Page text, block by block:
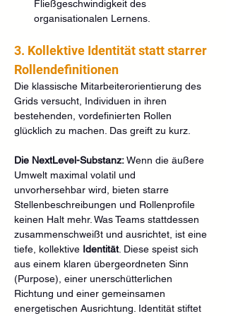
Fließgeschwindigkeit des
organisationalen Lernens.
3. Kollektive Identität statt starrer
Rollendefinitionen
Die klassische Mitarbeiterorientierung des
Grids versucht, Individuen in ihren
bestehenden, vordefinierten Rollen
glücklich zu machen. Das greift zu kurz.
Die NextLevel-Substanz: Wenn die äußere
Umwelt maximal volatil und
unvorhersehbar wird, bieten starre
Stellenbeschreibungen und Rollenprofile
keinen Halt mehr. Was Teams stattdessen
zusammenschweißt und ausrichtet, ist eine
tiefe, kollektive Identität. Diese speist sich
aus einem klaren übergeordneten Sinn
(Purpose), einer unerschütterlichen
Richtung und einer gemeinsamen
energetischen Ausrichtung. Identität stiftet